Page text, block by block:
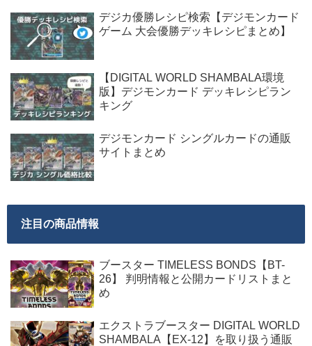
デジカ優勝レシピ検索【デジモンカード
ゲーム 大会優勝デッキレシピまとめ】
【DIGITAL WORLD SHAMBALA環境
版】デジモンカード デッキレシピラン
キング
デジモンカード シングルカードの通販
サイトまとめ
注目の商品情報
ブースター TIMELESS BONDS【BT-
26】 判明情報と公開カードリストまと
め
エクストラブースター DIGITAL WORLD
SHAMBALA【EX-12】を取り扱う通販